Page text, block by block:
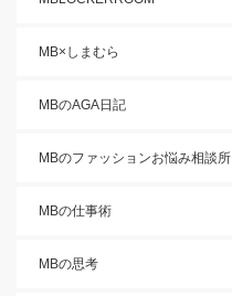
MB×しまむら
MBのAGA日記
MBのファッションお悩み相談所
MBの仕事術
MBの思考